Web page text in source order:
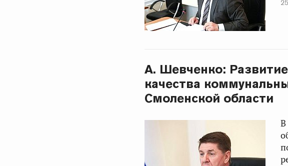
А. Шевченко:
качества
Смоленской области
В